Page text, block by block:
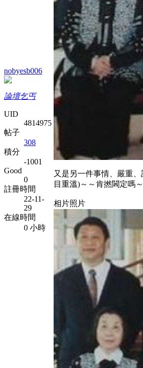
nobyesb006
論壇乞丐
UID
4814975
帖子
308
積分
-1001
Good
0
註冊時間
22-11-
29
在線時間
0 小時
又是另一件事情、嚴重、
目重溫)～～肯撚閪定嗎
相片照片